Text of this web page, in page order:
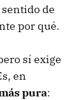
de
por qué.
sí exige
en
pura: